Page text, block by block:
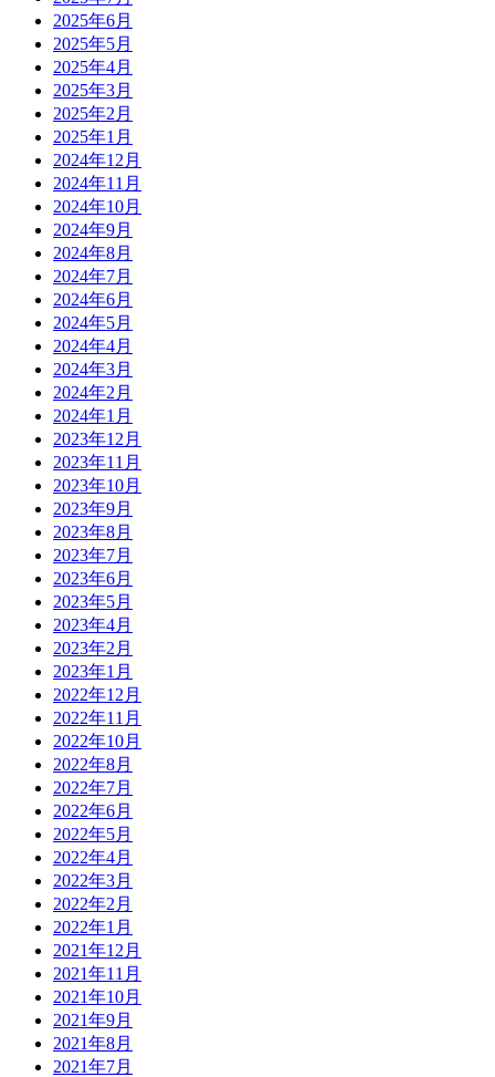
2025年6月
2025年5月
2025年4月
2025年3月
2025年2月
2025年1月
2024年12月
2024年11月
2024年10月
2024年9月
2024年8月
2024年7月
2024年6月
2024年5月
2024年4月
2024年3月
2024年2月
2024年1月
2023年12月
2023年11月
2023年10月
2023年9月
2023年8月
2023年7月
2023年6月
2023年5月
2023年4月
2023年2月
2023年1月
2022年12月
2022年11月
2022年10月
2022年8月
2022年7月
2022年6月
2022年5月
2022年4月
2022年3月
2022年2月
2022年1月
2021年12月
2021年11月
2021年10月
2021年9月
2021年8月
2021年7月